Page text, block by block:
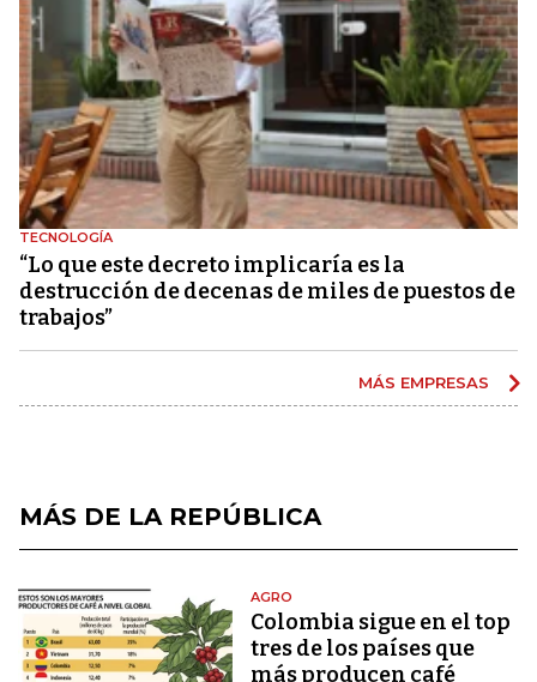
TECNOLOGÍA
“Lo que este decreto implicaría es la
destrucción de decenas de miles de puestos de
trabajos”
MÁS EMPRESAS
MÁS DE LA REPÚBLICA
AGRO
Colombia sigue en el top
tres de los países que
más producen café